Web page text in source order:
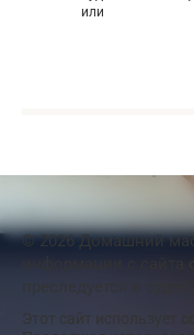
или
© 2026 Домашний
преследуется в
Этот сайт использует